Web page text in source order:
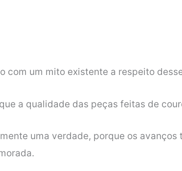
com um mito existente a respeito
a qualidade das peças feitas de
uma verdade, porque os